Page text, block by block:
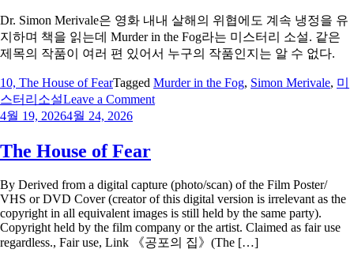
Terror
Dr. Simon Merivale은 영화 내내 살해의 위협에도 계속 냉정을 유
지하며 책을 읽는데 Murder in the Fog라는 미스터리 소설. 같은
제목의 작품이 여러 편 있어서 누구의 작품인지는 알 수 없다.
10, The House of FearTagged Murder in the Fog, Simon Merivale, 미
스터리소설Leave a Commenton
4월 19, 20264월 24, 2026
The House of Fear
By Derived from a digital capture (photo/scan) of the Film Poster/
VHS or DVD Cover (creator of this digital version is irrelevant as the
copyright in all equivalent images is still held by the same party).
Copyright held by the film company or the artist. Claimed as fair use
regardless., Fair use, Link 《공포의 집》(The […]